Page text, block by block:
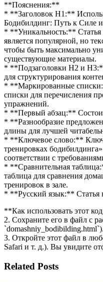
**Пояснения:**
* **Заголовок H1:**
Бодибилдинг: Путь к Силе
* **Уникальность:** Статья
является популярной, но
чтобы быть максимально
существующие материалы.
* **Подзаголовки H2 и
для структурирования
* **Маркированные
списки для перечисления
упражнений.
* **Первый абзац:**
* **Разнообразие
длины для лучшей
* **Ключевое слово:**
тренировках
соответствии с
* **Сравнительная
таблица для сравнения
тренировок в зале.
* **Русский язык:** Статья
**Как использовать этот
2. Сохраните его в файл с
`domashniy_bodibilding.html`).
3. Откройте этот файл в
Safari и т. д.). Вы увидите
Related Posts